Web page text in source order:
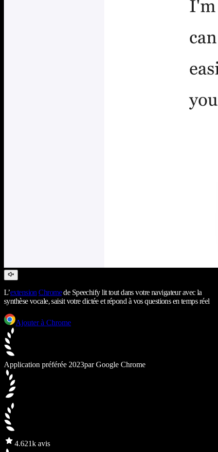
L’extension Chromede Speechify lit tout dans votre navigateur avec la
synthèse vocale, saisit votre dictée et répond à vos questions en temps réel
Ajouter à Chrome
Application préférée 2023par Google Chrome
4.621k avis